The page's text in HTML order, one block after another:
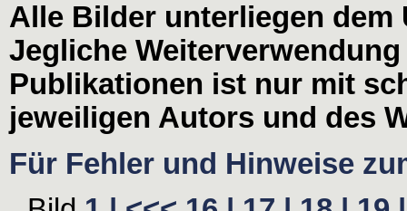
Alle Bilder unterliegen dem
Jegliche
Publikationen ist nur mit
jeweiligen Autors und des
Für Fehler und Hinweise